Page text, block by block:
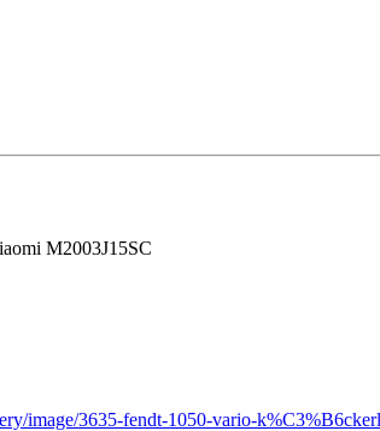
M2003J15SC
image/3635-fendt-1050-vario-